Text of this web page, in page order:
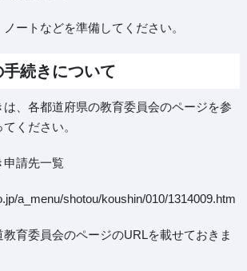
ートなどを準備してください。
続きについて
、各都道府県の教育委員会のページを参
ください。
申請先一覧
a_menu/shotou/koushin/010/1314009.htm
育委員会のページのURLを載せておきま